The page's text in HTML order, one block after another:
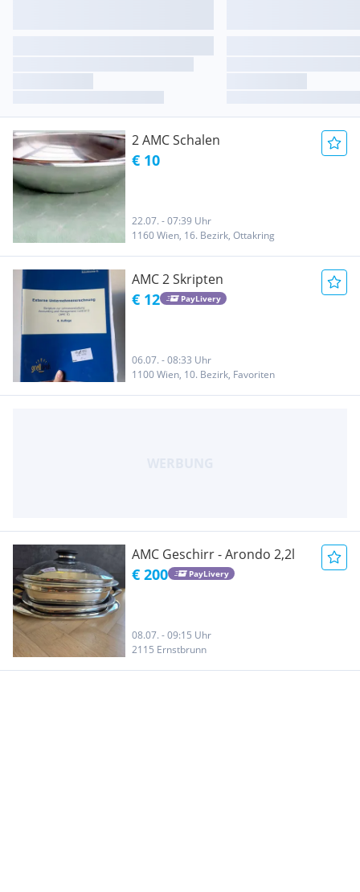
2 AMC Schalen
€ 10
22.07. - 07:39 Uhr
1160 Wien, 16. Bezirk, Ottakring
AMC 2 Skripten
€ 12 PayLivery
06.07. - 08:33 Uhr
1100 Wien, 10. Bezirk, Favoriten
AMC Geschirr - Arondo 2,2l
€ 200 PayLivery
08.07. - 09:15 Uhr
2115 Ernstbrunn